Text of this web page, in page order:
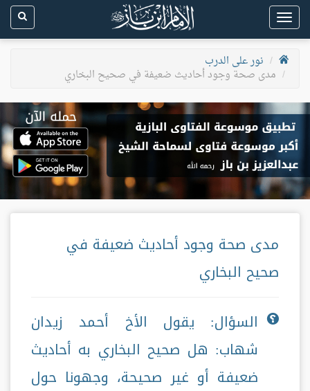
Toggle
navigation
نور على الدرب
مدى صحة وجود أحاديث ضعيفة في صحيح البخاري
مدى صحة وجود أحاديث ضعيفة في
صحيح البخاري
السؤال: يقول الأخ أحمد زيدان
شهاب: هل صحيح البخاري به أحاديث
ضعيفة أو غير صحيحة، وجهونا حول